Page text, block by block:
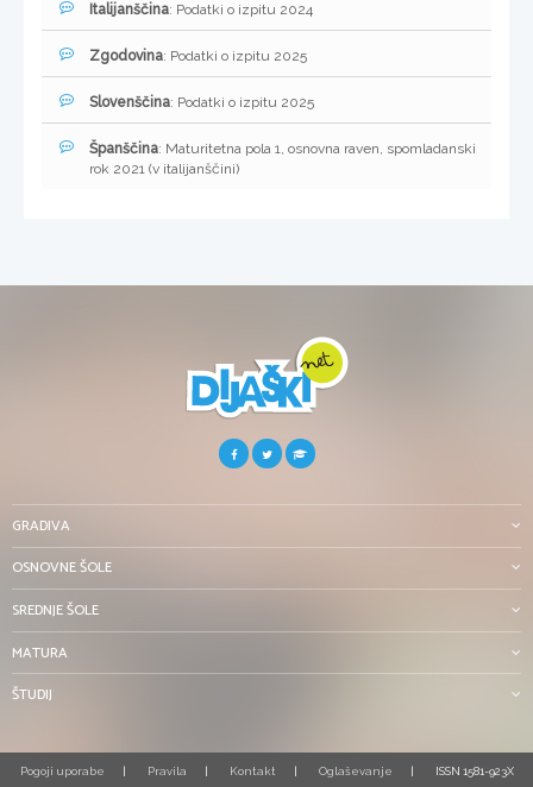
Italijanščina: Podatki o izpitu 2024
Zgodovina: Podatki o izpitu 2025
Slovenščina: Podatki o izpitu 2025
Španščina: Maturitetna pola 1, osnovna raven, spomladanski
rok 2021 (v italijanščini)
GRADIVA
OSNOVNE ŠOLE
SREDNJE ŠOLE
MATURA
ŠTUDIJ
Pogoji uporabe Pravila Kontakt Oglaševanje ISSN 1581-923X